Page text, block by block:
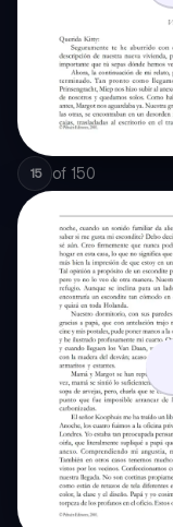
15 of 150